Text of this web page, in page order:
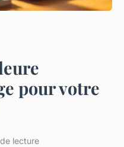
pour votre
lecture